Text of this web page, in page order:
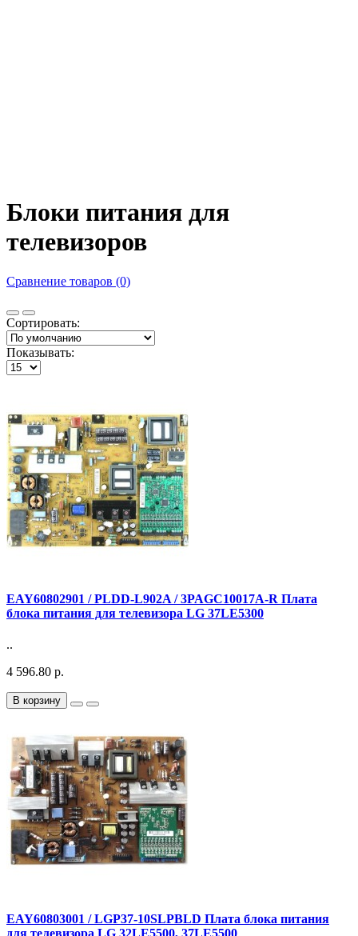
Блоки питания для
телевизоров
Сравнение товаров (0)
Сортировать:
Показывать:
EAY60802901 / PLDD-L902A / 3PAGC10017A-R Плата
блока питания для телевизора LG 37LE5300
..
4 596.80 р.
В корзину
EAY60803001 / LGP37-10SLPBLD Плата блока питания
для телевизора LG 32LE5500, 37LE5500